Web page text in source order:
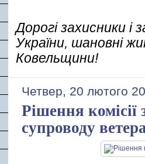
Дорогі захисники і
України, шановні
Ковельщини!
Четвер, 20 лютого
Рішення комісії
супроводу